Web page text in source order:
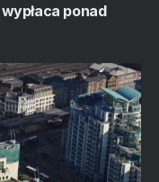
ponad